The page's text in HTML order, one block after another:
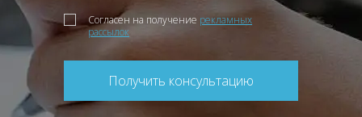
Согласен на получение рекламных
рассылок
Получить консультацию